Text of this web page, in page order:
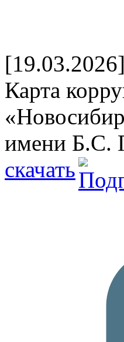
[19.03.2026]
Карта
имени Б.С.
скачать